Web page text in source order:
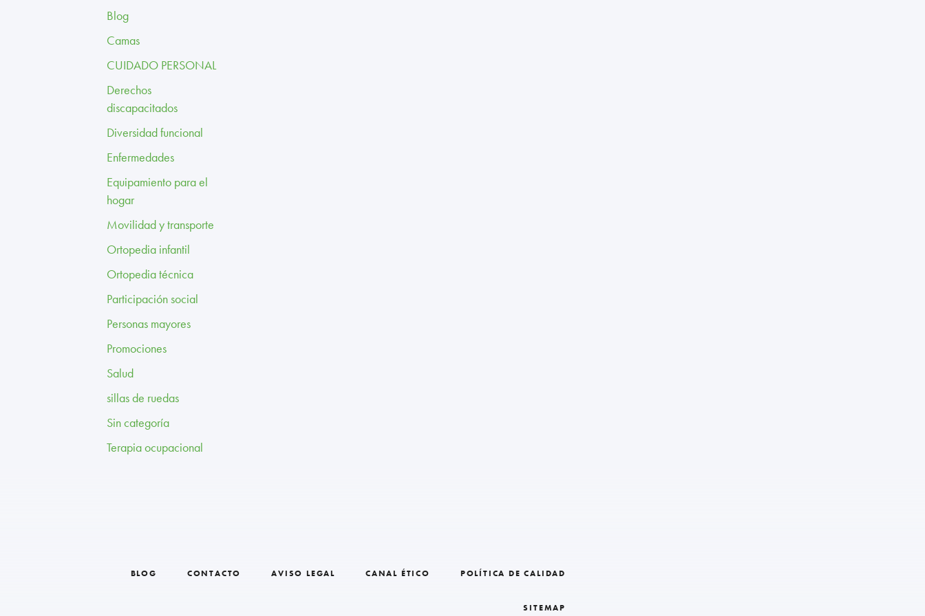
Blog
Camas
CUIDADO PERSONAL
Derechos
discapacitados
Diversidad funcional
Enfermedades
Equipamiento para el
hogar
Movilidad y transporte
Ortopedia infantil
Ortopedia técnica
Participación social
Personas mayores
Promociones
Salud
sillas de ruedas
Sin categoría
Terapia ocupacional
BLOG CONTACTO AVISO LEGAL CANAL ÉTICO POLÍTICA DE CALIDAD
SITEMAP